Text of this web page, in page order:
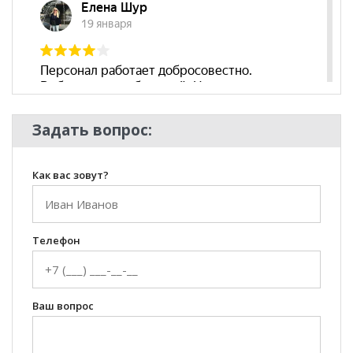
Стиль
Лофт, Современный
Комната
Гостиная
Задать вопрос:
Как вас зовут?
Телефон
Ваш вопрос